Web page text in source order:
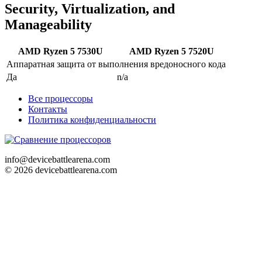
Security, Virtualization, and
Manageability
AMD Ryzen 5 7530U
AMD Ryzen 5 7520U
Аппаратная защита от выполнения вредоносного кода
Да
n/a
Все процессоры
Контакты
Политика конфиденциальности
info@devicebattlearena.com
© 2026 devicebattlearena.com